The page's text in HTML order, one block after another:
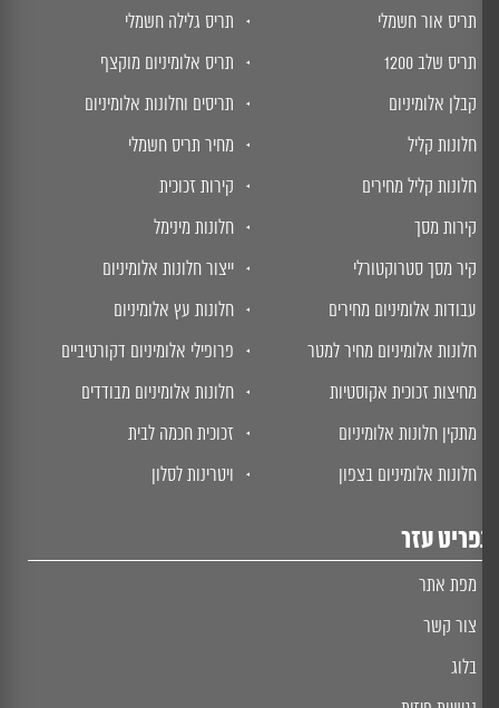
תריס אור חשמלי
תריס שלב 1200
קבלן אלומיניום
חלונות קליל
חלונות קליל מחירים
קירות מסך
קיר מסך סטרוקטורלי
עבודות אלומיניום מחירים
חלונות אלומיניום מחיר למטר
מחיצות זכוכית אקוסטיות
מתקין חלונות אלומיניום
חלונות אלומיניום בצפון
תריס גלילה חשמלי
תריס אלומיניום מוקצף
תריסים וחלונות אלומיניום
מחיר תריס חשמלי
קירות זכוכית
חלונות מינימל
ייצור חלונות אלומיניום
חלונות עץ אלומיניום
פרופילי אלומיניום דקורטיביים
חלונות אלומיניום מבודדים
זכוכית חכמה לבית
ויטרינות לסלון
עזר
מפת אתר
צור קשר
בלוג